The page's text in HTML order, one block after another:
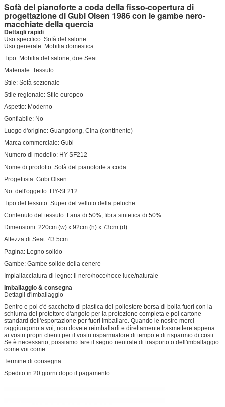
Sofà del pianoforte a coda della fisso-copertura di
progettazione di Gubi Olsen 1986 con le gambe nero-
macchiate della quercia
Dettagli rapidi
Uso specifico: Sofà del salone
Uso generale: Mobilia domestica
Tipo: Mobilia del salone, due Seat
Materiale: Tessuto
Stile: Sofà sezionale
Stile regionale: Stile europeo
Aspetto: Moderno
Gonfiabile: No
Luogo d'origine: Guangdong, Cina (continente)
Marca commerciale: Gubi
Numero di modello: HY-SF212
Nome di prodotto: Sofà del pianoforte a coda
Progettista: Gubi Olsen
No. dell'oggetto: HY-SF212
Tipo del tessuto: Super del velluto della peluche
Contenuto del tessuto: Lana di 50%, fibra sintetica di 50%
Dimensioni: 220cm (w) x 92cm (h) x 73cm (d)
Altezza di Seat: 43.5cm
Pagina: Legno solido
Gambe: Gambe solide della cenere
Impiallacciatura di legno: il nero/noce/noce luce/naturale
Imballaggio & consegna
Dettagli d'imballaggio
Dentro e poi c'è sacchetto di plastica del poliestere borsa di bolla fuori con la
schiuma del protettore d'angolo per la protezione completa e poi cartone
standard dell'esportazione per fuori imballare. Quando le nostre merci
raggiungono a voi, non dovete reimballarli e direttamente trasmettere appena
ai vostri propri clienti per il vostri risparmiatore di tempo e di risparmio di costi.
Se è necessario, possiamo fare il segno neutrale di trasporto o dell'imballaggio
come voi come.
Termine di consegna
Spedito in 20 giorni dopo il pagamento